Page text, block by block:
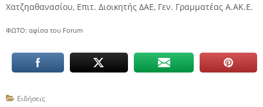
Χατζηαθανασίου, Επιτ. Διοικητής ΔΑΕ, Γεν. Γραµµατέας Α.ΑΚ.Ε.
ΦΩΤΟ: αφίσα του Forum
Ειδήσεις